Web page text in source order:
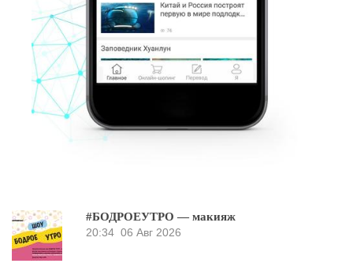
#БОДРОЕУТРО — макияж
20:34 06 Авг 2026